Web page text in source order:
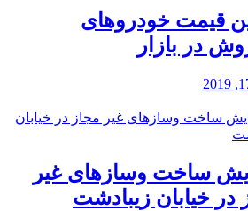
قیمت خودرو‌های
در بازار
ساخت وسازهای غیر
در خیابان زیبادشت